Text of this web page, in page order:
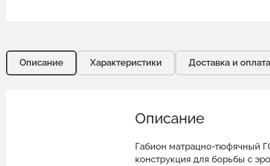
Описание Характеристики Доставка и оплата
Описание
Габион матрацно-тюфячный
конструкция для борьбы с